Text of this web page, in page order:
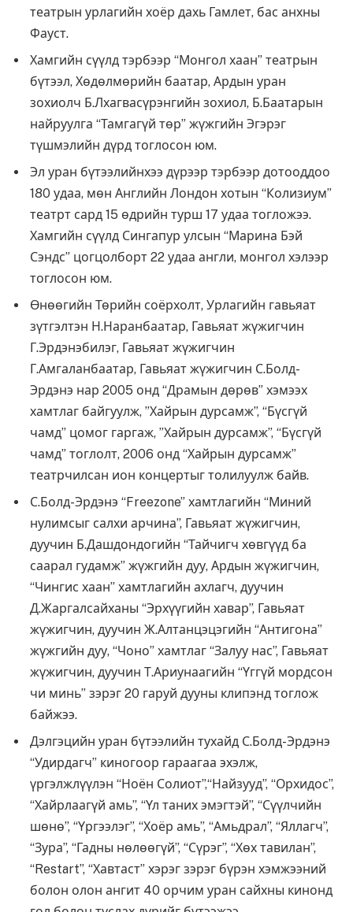
театрын урлагийн хоёр дахь Гамлет, бас анхны
Фауст.
Хамгийн сүүлд тэрбээр “Монгол хаан” театрын
бүтээл, Хөдөлмөрийн баатар, Ардын уран
зохиолч Б.Лхагвасүрэнгийн зохиол, Б.Баатарын
найруулга “Тамгагүй төр” жүжгийн Эгэрэг
түшмэлийн дүрд тоглосон юм.
Эл уран бүтээлийнхээ дүрээр тэрбээр дотооддоо
180 удаа, мөн Английн Лондон хотын “Колизиум”
театрт сард 15 өдрийн турш 17 удаа тогложээ.
Хамгийн сүүлд Сингапур улсын “Марина Бэй
Сэндс” цогцолборт 22 удаа англи, монгол хэлээр
тоглосон юм.
Өнөөгийн Төрийн соёрхолт, Урлагийн гавьяат
зүтгэлтэн Н.Наранбаатар, Гавьяат жүжигчин
Г.Эрдэнэбилэг, Гавьяат жүжигчин
Г.Амгаланбаатар, Гавьяат жүжигчин С.Болд-
Эрдэнэ нар 2005 онд “Драмын дөрөв” хэмээх
хамтлаг байгуулж, ”Хайрын дурсамж”, “Бүсгүй
чамд” цомог гаргаж, ”Хайрын дурсамж”, “Бүсгүй
чамд” тоглолт, 2006 онд “Хайрын дурсамж”
театрчилсан ион концертыг толилуулж байв.
С.Болд-Эрдэнэ “Freezone” хамтлагийн “Миний
нулимсыг салхи арчина”, Гавьяат жүжигчин,
дуучин Б.Дашдондогийн “Тайчигч хөвгүүд ба
саарал гудамж” жүжгийн дуу, Ардын жүжигчин,
“Чингис хаан” хамтлагийн ахлагч, дуучин
Д.Жаргалсайханы “Эрхүүгийн хавар”, Гавьяат
жүжигчин, дуучин Ж.Алтанцэцэгийн “Антигона”
жүжгийн дуу, “Чоно” хамтлаг “Залуу нас”, Гавьяат
жүжигчин, дуучин Т.Ариунаагийн “Үггүй мордсон
чи минь” зэрэг 20 гаруй дууны клипэнд тоглож
байжээ.
Дэлгэцийн уран бүтээлийн тухайд С.Болд-Эрдэнэ
“Удирдагч” киногоор гараагаа эхэлж,
үргэлжлүүлэн “Ноён Солиот”,“Найзууд”, “Орхидос”,
“Хайрлаагүй амь”, “Үл таних эмэгтэй”, “Сүүлчийн
шөнө”, “Үргээлэг”, “Хоёр амь”, “Амьдрал”, “Яллагч”,
“Зура”, “Гадны нөлөөгүй”, “Сүрэг”, “Хөх тавилан”,
“Restart”, “Хавтаст” хэрэг зэрэг бүрэн хэмжээний
болон олон ангит 40 орчим уран сайхны кинонд